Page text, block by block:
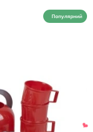
Популярний
❤